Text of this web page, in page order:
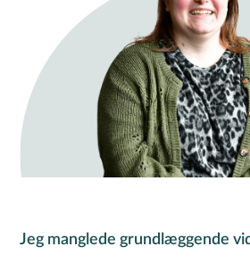
Jeg manglede grundlæggende